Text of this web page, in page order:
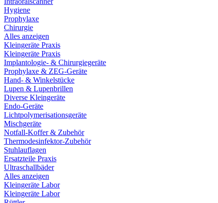
Hygiene
Prophylaxe
Chirurgie
Alles anzeigen
Kleingeräte Praxis
Kleingeräte Praxis
Implantologie- & Chirurgiegeräte
Prophylaxe & ZEG-Geräte
Hand- & Winkelstücke
Lupen & Lupenbrillen
Diverse Kleingeräte
Endo-Geräte
Lichtpolymerisationsgeräte
Mischgeräte
Notfall-Koffer & Zubehör
Thermodesinfektor-Zubehör
Stuhlauflagen
Ersatzteile Praxis
Ultraschallbäder
Alles anzeigen
Kleingeräte Labor
Kleingeräte Labor